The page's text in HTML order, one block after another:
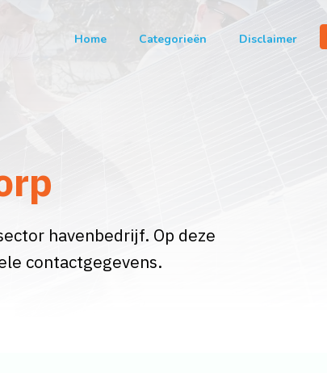
Home Categorieën Disclaimer
havenbedrijf. Op deze
contactgegevens.